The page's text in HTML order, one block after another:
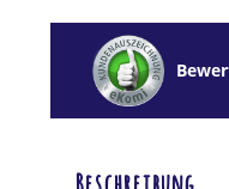
Beschreibung